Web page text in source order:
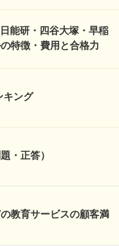
能研・四谷大塚・早稲
特徴・費用と合格力
キング
・正答）
教育サービスの顧客満